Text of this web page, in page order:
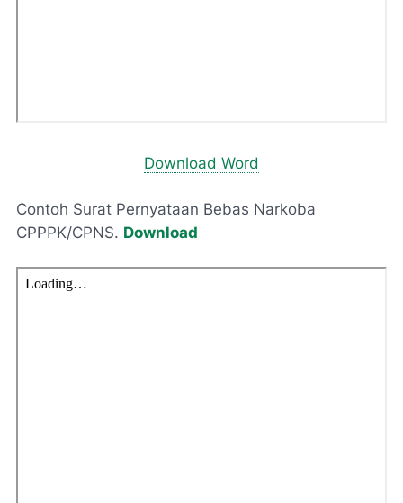
Download Word
Contoh Surat Pernyataan Bebas Narkoba
CPPPK/CPNS. Download